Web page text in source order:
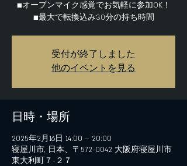
■オープンマイク感覚でお気軽に参加OK！
■最大で転換込み30分の持ち時間
受付が終了しました
他のイベントを見る
日時・場所
2025年2月16日 14:00 – 20:00
寝屋川市, 日本、〒572-0042 大阪府寝屋川市
東大利町７−２７